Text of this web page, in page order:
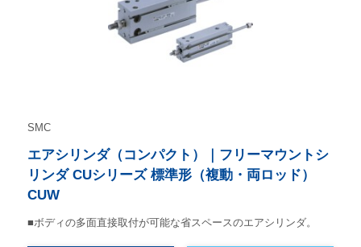
SMC
エアシリンダ（コンパクト）｜フリーマウントシ
リンダ CUシリーズ 標準形（複動・両ロッド）
CUW
■ボディの多面直接取付が可能な省スペースのエアシリンダ。